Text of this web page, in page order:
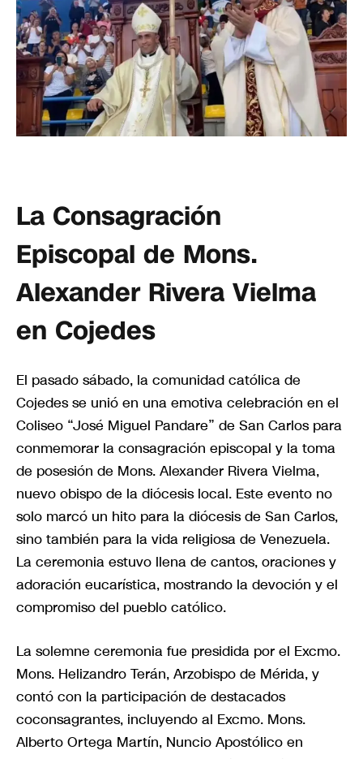
La Consagración
Episcopal de Mons.
Alexander Rivera Vielma
en Cojedes
El pasado sábado, la comunidad católica de
Cojedes se unió en una emotiva celebración en el
Coliseo “José Miguel Pandare” de San Carlos para
conmemorar la consagración episcopal y la toma
de posesión de Mons. Alexander Rivera Vielma,
nuevo obispo de la diócesis local. Este evento no
solo marcó un hito para la diócesis de San Carlos,
sino también para la vida religiosa de Venezuela.
La ceremonia estuvo llena de cantos, oraciones y
adoración eucarística, mostrando la devoción y el
compromiso del pueblo católico.
La solemne ceremonia fue presidida por el Excmo.
Mons. Helizandro Terán, Arzobispo de Mérida, y
contó con la participación de destacados
coconsagrantes, incluyendo al Excmo. Mons.
Alberto Ortega Martín, Nuncio Apostólico en